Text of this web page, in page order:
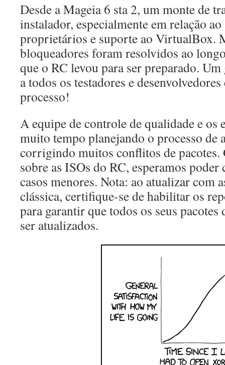
Desde a Mageia 6 sta 2, um monte de
instalador, especialmente em relação
proprietários e suporte ao VirtualBox.
bloqueadores foram resolvidos ao
que o RC levou para ser preparado.
a todos os testadores e
processo!
A equipe de controle de qualidade e os
muito tempo planejando o processo de
corrigindo muitos conflitos de pacotes.
sobre as ISOs do RC, esperamos
casos menores. Nota: ao atualizar com
clássica, certifique-se de habilitar os
para garantir que todos os seus pacotes
ser atualizados.